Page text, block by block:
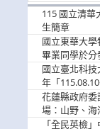
115 國立清
生簡章
國立東華大
畢業同學於分
國立臺北科
年「
歡迎學生踴躍
花蓮縣政府
場：山野、海
參加
「全民英檢